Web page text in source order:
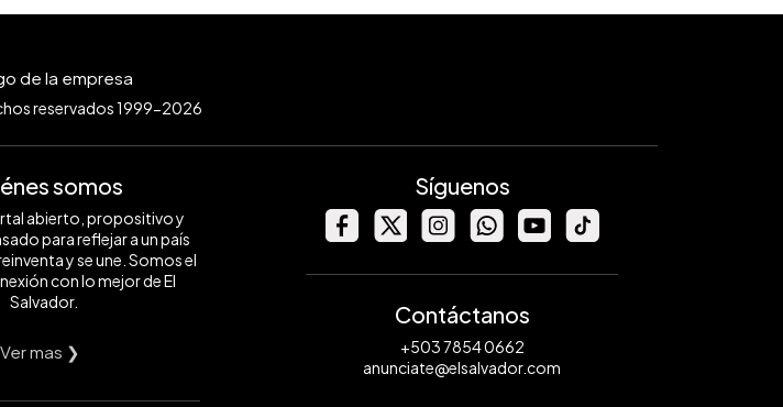
reservados 1999-2026
somos
abierto, propositivo y
para reflejar a un país
y se une. Somos el
con lo mejor de El
Salvador.
Ver mas ❯
Síguenos
Contáctanos
+503 7854 0662
anunciate@elsalvador.com